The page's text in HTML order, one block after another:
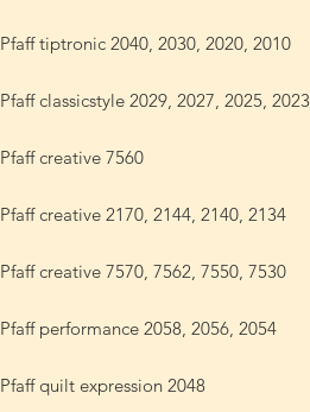
Pfaff tiptronic 2040, 2030, 2020, 2010
Pfaff classicstyle 2029, 2027, 2025, 2023
Pfaff creative 7560
Pfaff creative 2170, 2144, 2140, 2134
Pfaff creative 7570, 7562, 7550, 7530
Pfaff performance 2058, 2056, 2054
Pfaff quilt expression 2048